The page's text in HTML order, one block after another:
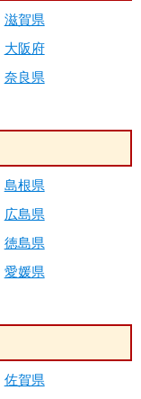
滋賀県
大阪府
奈良県
島根県
広島県
徳島県
愛媛県
佐賀県